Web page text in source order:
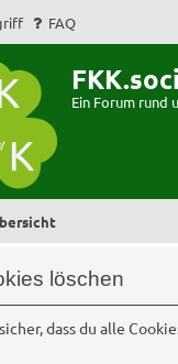
FAQ
Ein Forum rund
löschen
dass du alle